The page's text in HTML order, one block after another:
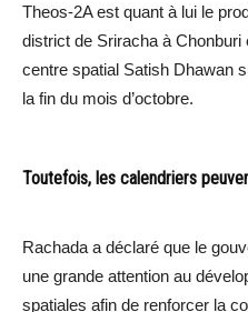
Theos-2A est quant à lui le
district de Sriracha à
centre spatial Satish Dhawan
la fin du mois d’octobre.
Toutefois, les calendriers
Rachada a déclaré que le
une grande attention au
spatiales afin de renforcer la